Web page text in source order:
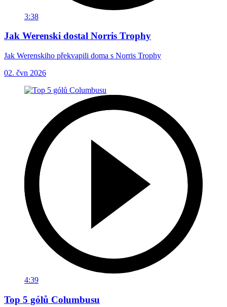
3:38
Jak Werenski dostal Norris Trophy
Jak Werenskiho překvapili doma s Norris Trophy
02. čvn 2026
4:39
Top 5 gólů Columbusu